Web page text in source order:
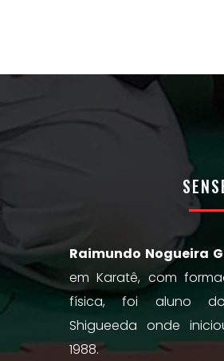
Raimundo Nogueira
em Karatê, com
física, foi aluno do
Shigueeda onde
1988.